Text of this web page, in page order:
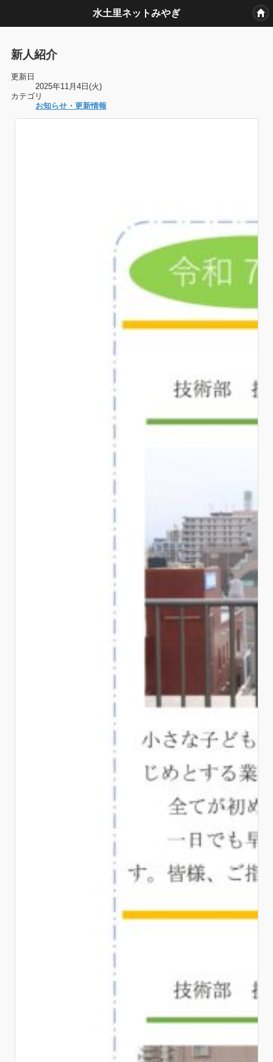
水土里ネットみやぎ
新人紹介
更新日
2025年11月4日(火)
カテゴリ
お知らせ・更新情報